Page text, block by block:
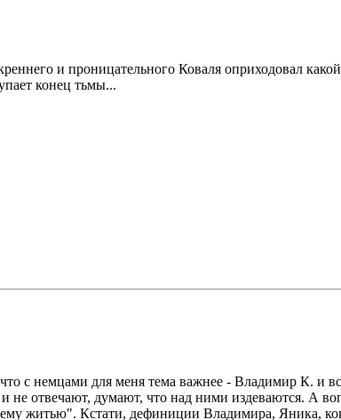
и проницательного Коваля оприходовал
конец тьмы...
что с немцами для меня тема важнее - Владимир К.
не отвечают, думают, что над ними издеваются. А
житью". Кстати, дефиниции Владимира, Яника,